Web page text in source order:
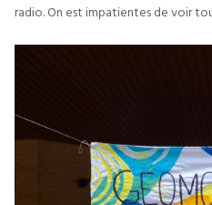
radio. On est impatientes de voir